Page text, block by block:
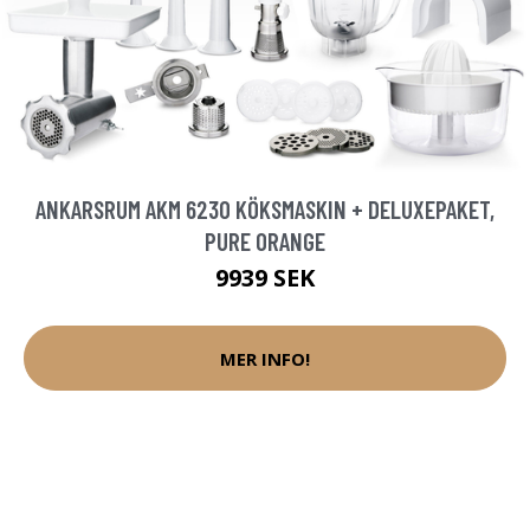
ANKARSRUM AKM 6230 KÖKSMASKIN + DELUXEPAKET,
PURE ORANGE
9939 SEK
MER INFO!